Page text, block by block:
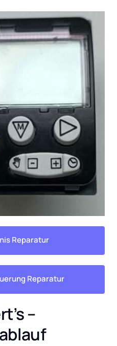
Reparatur
Reparatur
–